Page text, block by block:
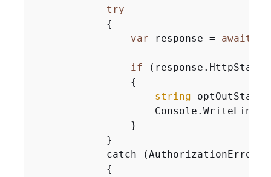
try
{
var response = await
if
{
string
                    Console.WriteLine(
                }
            }
catch
{